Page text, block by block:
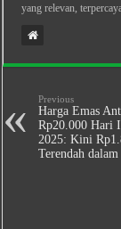
yang relevan,
Previous
Harga Emas
Rp20.000 Hari
2025: Kini
Terendah